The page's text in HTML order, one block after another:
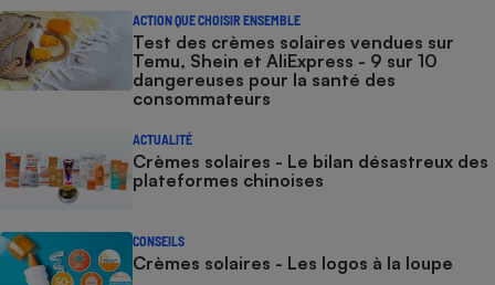
ACTION QUE CHOISIR ENSEMBLE
Test des crèmes solaires vendues sur
Temu, Shein et AliExpress - 9 sur 10
dangereuses pour la santé des
consommateurs
ACTUALITÉ
Crèmes solaires - Le bilan désastreux des
plateformes chinoises
CONSEILS
Crèmes solaires - Les logos à la loupe